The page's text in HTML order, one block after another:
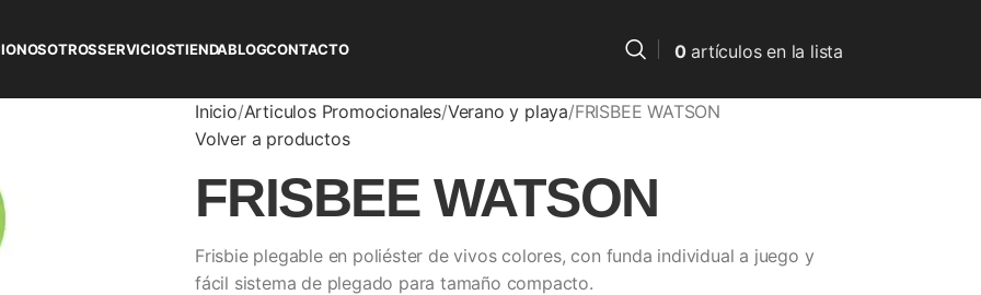
NOSOTROSSERVICIOSTIENDABLOGCONTACTO 0artículosen la lista
Inicio Articulos Promocionales Verano y playa FRISBEE WATSON
Volver a productos
FRISBEE WATSON
Frisbie plegable en poliéster de vivos colores, con funda individual a juego y
fácil sistema de plegado para tamaño compacto.